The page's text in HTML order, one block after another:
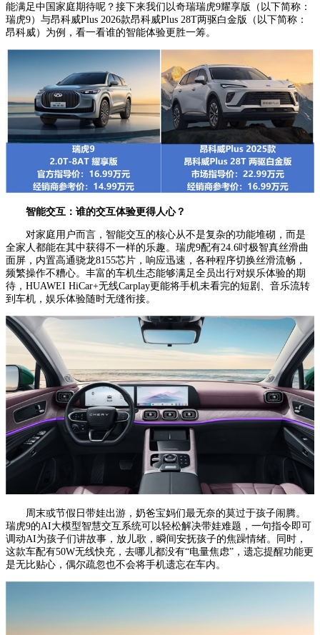
能满足中国家庭期待呢？接下来我们以奇瑞瑞虎9耀享版（以下简称：
瑞虎9）与昂科威Plus 2026款昂科威Plus 28T两驱白金版（以下简称：
昂科威）为例，看一看谁的智能体验更胜一筹。
智能交互： 谁的交互体验更得人心？
对家庭用户而言，智能交互的核心从不是复杂的功能堆砌，而是
全家人都能在其中获得不一样的乐趣。瑞虎9配有24.6吋极智真丝滑曲
面屏，内置高通骁龙8155芯片，响应迅速，各种程序切换丝滑流畅，
频繁操作不糟心。丰富的车机生态能够满足全员出行对娱乐体验的期
待，HUAWEI HiCar+无线Carplay更能将手机未看完的短剧、音乐流转
到车机，娱乐体验随时无缝衔接。
周末或节假日带娃出游，奶爸宝妈们最无奈的莫过于孩子闹腾。
瑞虎9的AI大模型智慧交互系统可以轻松解决带娃难题，一句指令即可
调动AI为孩子们讲故事，放儿歌，瞬间安抚孩子的焦躁情绪。同时，
这款车配有50W无线快充，去哪儿都没有“电量焦虑”，遗忘提醒功能更
是无比贴心，偶尔疏忽也不会将手机遗忘在车内。